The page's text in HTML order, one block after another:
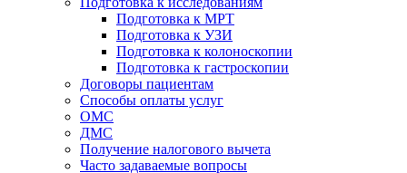
Подготовка к МРТ
Подготовка к УЗИ
Подготовка к колоноскопии
Подготовка к гастроскопии
Договоры пациентам
Способы оплаты услуг
ОМС
ДМС
Получение налогового вычета
Часто задаваемые вопросы